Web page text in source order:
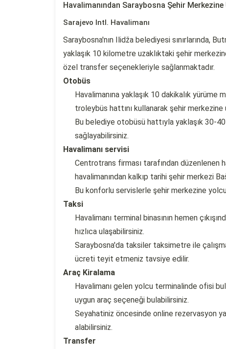
Havalimanından Saraybosna Şehir Merkezine
Sarajevo Intl. Havalimanı
Saraybosna'nın Ilidža belediyesi sınırlarında,
yaklaşık 10 kilometre uzaklıktaki şehir
özel transfer seçenekleriyle sağlanmaktadır.
Otobüs
Havalimanına yaklaşık 10 dakikalık
troleybüs hattını kullanarak şehir merkezine
Bu belediye otobüsü hattıyla yaklaşık 30-
sağlayabilirsiniz.
Havalimanı servisi
Centrotrans firması tarafından düzenlenen
havalimanından kalkıp tarihi şehir merkezi
Bu konforlu servislerle şehir merkezine
Taksi
Havalimanı terminal binasının hemen
hızlıca ulaşabilirsiniz.
Saraybosna'da taksiler taksimetre ile
ücreti teyit etmeniz tavsiye edilir.
Araç Kiralama
Havalimanı gelen yolcu terminalinde ofisi
uygun araç seçeneği bulabilirsiniz.
Seyahatiniz öncesinde online rezervasyon
alabilirsiniz.
Transfer